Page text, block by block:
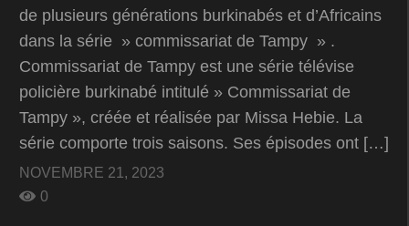
de plusieurs générations burkinabés et d’Africains
dans la série » commissariat de Tampy » .
Commissariat de Tampy est une série télévise
policière burkinabé intitulé » Commissariat de
Tampy », créée et réalisée par Missa Hebie. La
série comporte trois saisons. Ses épisodes ont […]
NOVEMBRE 21, 2023
0